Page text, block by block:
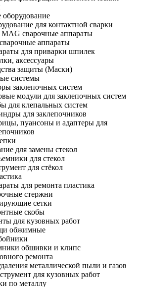
оборудование
для контактной сварки
сварочные аппараты
аппараты
для приварки шпилек
аксессуары
защиты (Маски)
системы
заклепочных систем
модули для заклепочных систем
для клепальных систем
для заклепочников
пуансоны и адаптеры для
для замены стекол
для стекол
для стёкол
для ремонта пластика
стержни
сетки
скобы
для кузовных работ
обжимные
обшивки и клипс
ремонта
металлической пыли и газов
для кузовных работ
по металлу